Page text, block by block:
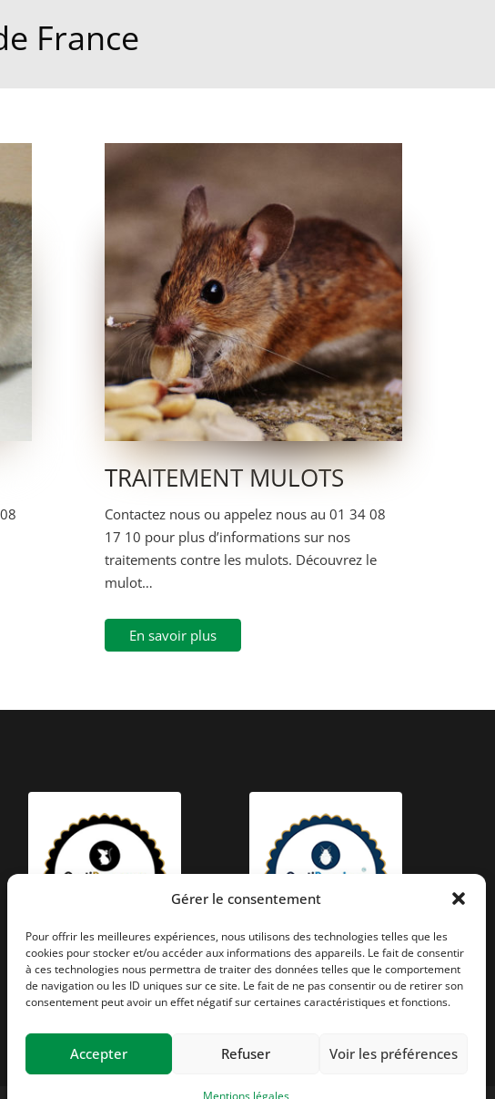
Gérer le consentement
Pour offrir les meilleures expériences, nous utilisons des technologies telles que les
cookies pour stocker et/ou accéder aux informations des appareils. Le fait de consentir
à ces technologies nous permettra de traiter des données telles que le comportement
de navigation ou les ID uniques sur ce site. Le fait de ne pas consentir ou de retirer son
consentement peut avoir un effet négatif sur certaines caractéristiques et fonctions.
Accepter Refuser Voir les préférences
Mentions légales
France
TRAITEMENT MULOTS
Contactez nous ou appelez nous au 01 34 08
17 10 pour plus d’informations sur nos
traitements contre les mulots. Découvrez le
mulot…
En savoir plus